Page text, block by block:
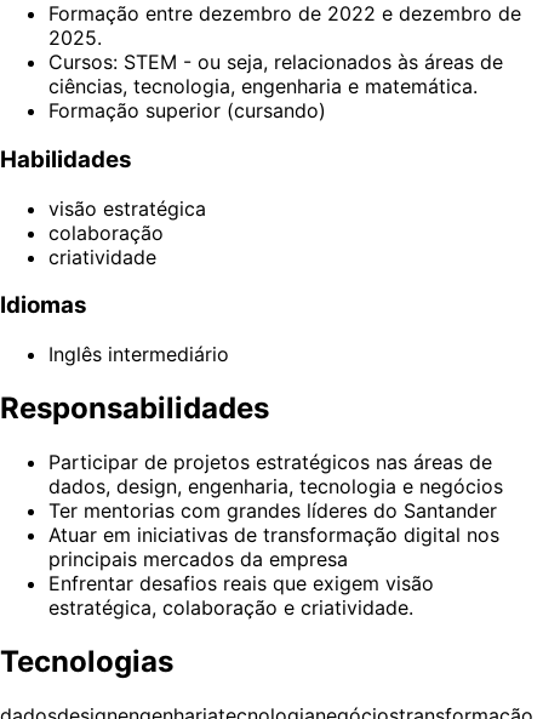
Formação entre dezembro de 2022 e dezembro de
2025.
Cursos: STEM - ou seja, relacionados às áreas de
ciências, tecnologia, engenharia e matemática.
Formação superior (cursando)
Habilidades
visão estratégica
colaboração
criatividade
Idiomas
Inglês intermediário
Responsabilidades
Participar de projetos estratégicos nas áreas de
dados, design, engenharia, tecnologia e negócios
Ter mentorias com grandes líderes do Santander
Atuar em iniciativas de transformação digital nos
principais mercados da empresa
Enfrentar desafios reais que exigem visão
estratégica, colaboração e criatividade.
Tecnologias